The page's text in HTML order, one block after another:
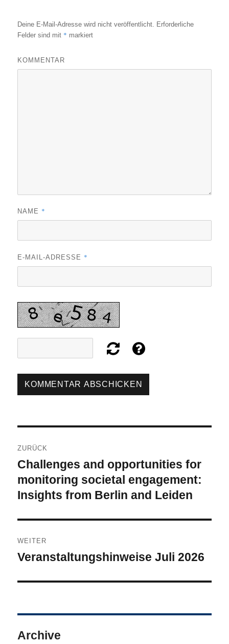
Deine E-Mail-Adresse wird nicht veröffentlicht. Erforderliche
Felder sind mit * markiert
KOMMENTAR
NAME *
E-MAIL-ADRESSE *
ZURÜCK
Vorheriger
Beitrag:
Challenges and opportunities for
monitoring societal engagement:
Insights from Berlin and Leiden
WEITER
Nächster
Veranstaltungshinweise Juli 2026
Archive